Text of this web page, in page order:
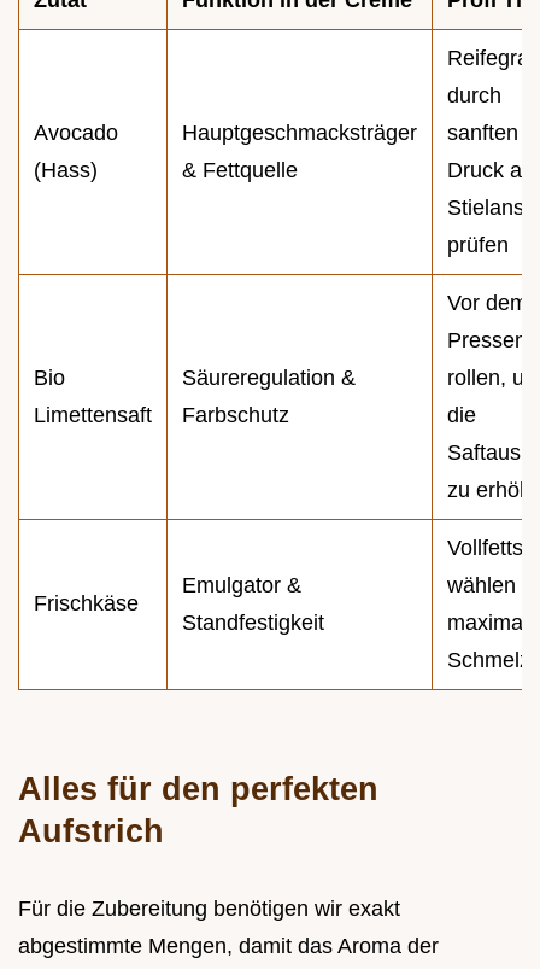
Avocado
(Hass)
Hauptgeschmacksträger
& Fettquelle
Reifegrad
durch
sanften
Druck am
prüfen
Bio
Limettensaft
Säureregulation &
Farbschutz
Vor dem
Pressen
rollen,
die
zu
Frischkäse
Emulgator &
Standfestigkeit
wählen
Schmelz
Alles für den perfekten
Aufstrich
Für die Zubereitung benötigen wir exakt
abgestimmte Mengen, damit das Aroma der